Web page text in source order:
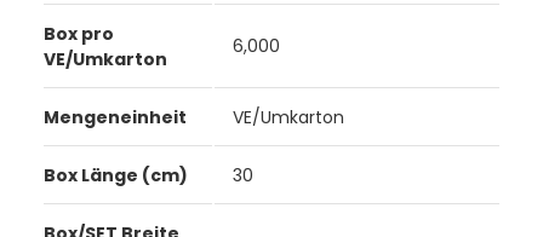
Box pro
VE/Umkarton
6,000
Mengeneinheit VE/Umkarton
Box Länge (cm) 30